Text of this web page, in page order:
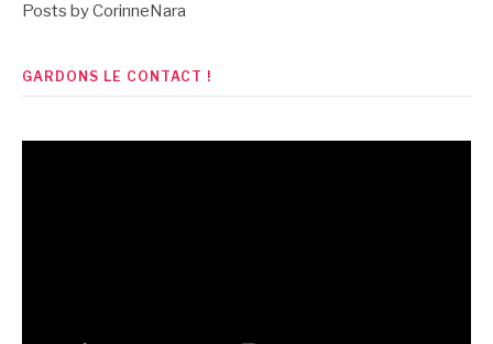
Posts by CorinneNara
GARDONS LE CONTACT !